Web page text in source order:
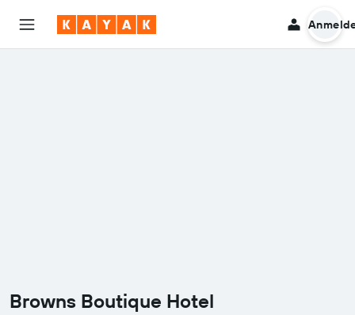
Browns Boutique Hotel